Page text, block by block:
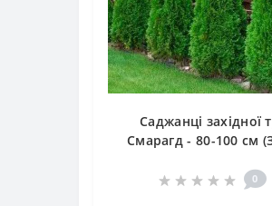
Саджанці західної
Смарагд - 80-100 см
0